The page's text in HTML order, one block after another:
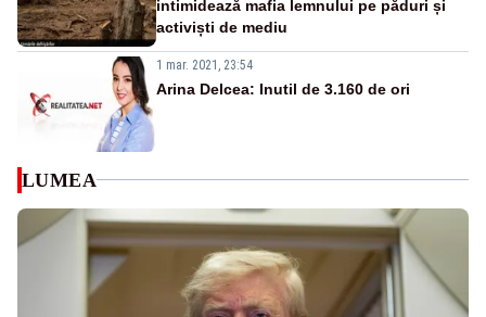
intimidează mafia lemnului pe păduri și
activiști de mediu
1 mar. 2021, 23:54
Arina Delcea: Inutil de 3.160 de ori
LUMEA